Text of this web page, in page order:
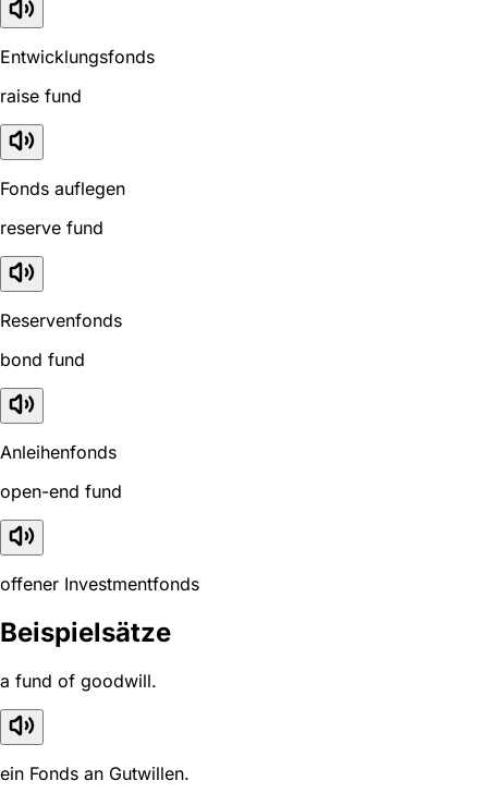
Entwicklungsfonds
raise fund
Fonds auflegen
reserve fund
Reservenfonds
bond fund
Anleihenfonds
open-end fund
offener Investmentfonds
Beispielsätze
a fund of goodwill.
ein Fonds an Gutwillen.